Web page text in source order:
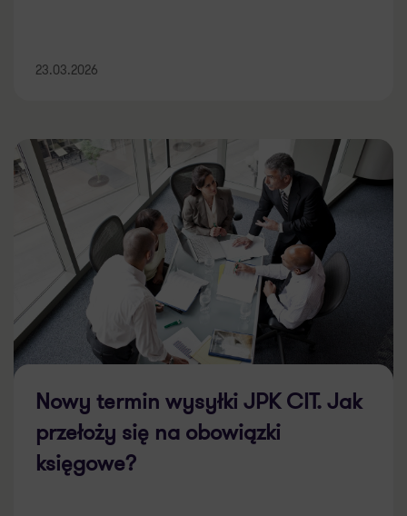
23.03.2026
Nowy termin wysyłki JPK CIT. Jak
przełoży się na obowiązki
księgowe?